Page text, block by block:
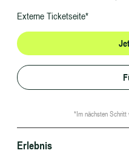
Externe Ticketseite*
*Im nächsten Schritt
Erlebnis